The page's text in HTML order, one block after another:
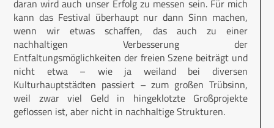
daran wird auch unser Erfolg zu messen sein. Für mich
kann das Festival überhaupt nur dann Sinn machen,
wenn wir etwas schaffen, das auch zu einer
nachhaltigen Verbesserung der
Entfaltungsmöglichkeiten der freien Szene beiträgt und
nicht etwa – wie ja weiland bei diversen
Kulturhauptstädten passiert – zum großen Trübsinn,
weil zwar viel Geld in hingeklotzte Großprojekte
geflossen ist, aber nicht in nachhaltige Strukturen.